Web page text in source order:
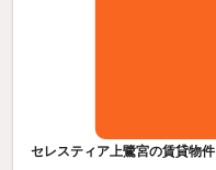
セレスティア上鷺宮の賃貸物件